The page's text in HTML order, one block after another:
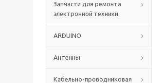
Запчасти для ремонта
электронной техники
ARDUINO
Антенны
Кабельно-проводниковая